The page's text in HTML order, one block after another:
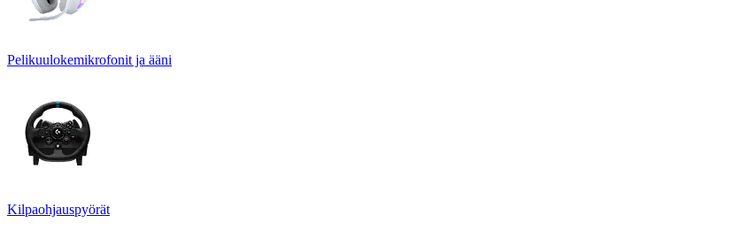
Pelikuulokemikrofonit ja ääni
Kilpaohjauspyörät